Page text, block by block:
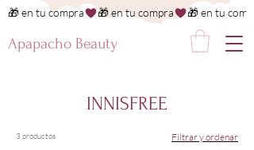
Apapacho Beauty
🎁 en tu compra
INNISFREE
3 productos Filtrar y ordenar